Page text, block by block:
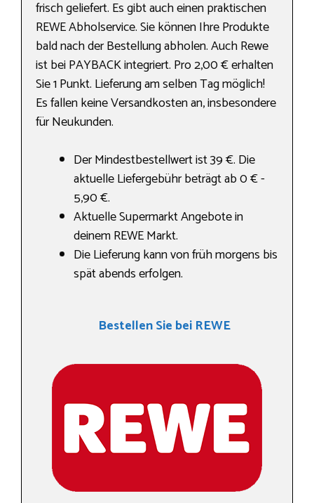
frisch geliefert. Es gibt auch einen praktischen
REWE Abholservice. Sie können Ihre Produkte
bald nach der Bestellung abholen. Auch Rewe
ist bei PAYBACK integriert. Pro 2,00 € erhalten
Sie 1 Punkt. Lieferung am selben Tag möglich!
Es fallen keine Versandkosten an, insbesondere
für Neukunden.
Der Mindestbestellwert ist 39 €. Die
aktuelle Liefergebühr beträgt ab 0 € -
5,90 €.
Aktuelle Supermarkt Angebote in
deinem REWE Markt.
Die Lieferung kann von früh morgens bis
spät abends erfolgen.
Bestellen Sie bei REWE